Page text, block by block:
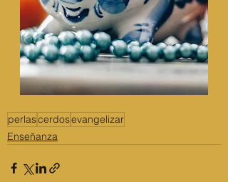
perlascerdosevangelizar
Enseñanza